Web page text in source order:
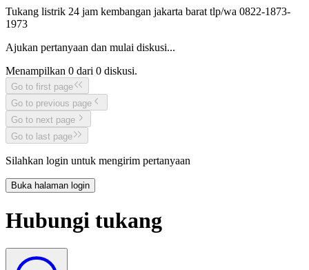
Tukang listrik 24 jam kembangan jakarta barat tlp/wa 0822-1873-
1973
Ajukan pertanyaan dan mulai diskusi...
Menampilkan 0 dari 0 diskusi.
Go to first page
Go to previous page
Go to next page
Go to last page
Silahkan login untuk mengirim pertanyaan
Buka halaman login
Hubungi tukang